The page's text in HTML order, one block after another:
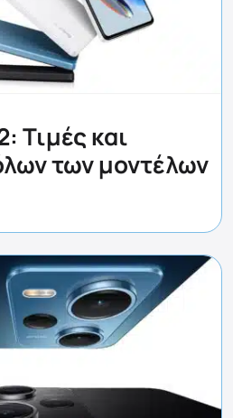
Τιμές και
των μοντέλων